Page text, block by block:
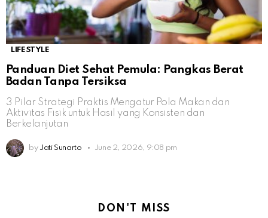
LIFESTYLE
Panduan Diet Sehat Pemula: Pangkas Berat
Badan Tanpa Tersiksa
3 Pilar Strategi Praktis Mengatur Pola Makan dan
Aktivitas Fisik untuk Hasil yang Konsisten dan
Berkelanjutan
by Jati Sunarto June 2, 2026, 9:08 pm
DON'T MISS